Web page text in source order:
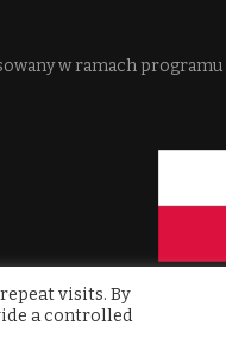
w ramach programu
visits. By
a controlled